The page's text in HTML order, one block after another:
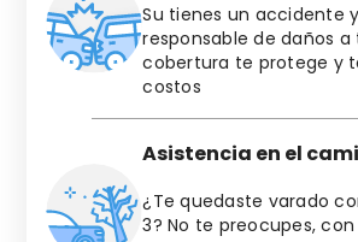
Su tienes un accidente
responsable de daños a
cobertura te protege y
costos
Asistencia en el
¿Te quedaste varado
3? No te preocupes,